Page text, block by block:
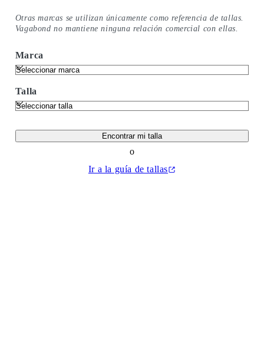
Otras marcas se utilizan únicamente como referencia de tallas.
Vagabond no mantiene ninguna relación comercial con ellas.
Marca
Talla
Encontrar mi talla
o
Ir a la guía de tallas
(Se abre en una nueva pestaña)